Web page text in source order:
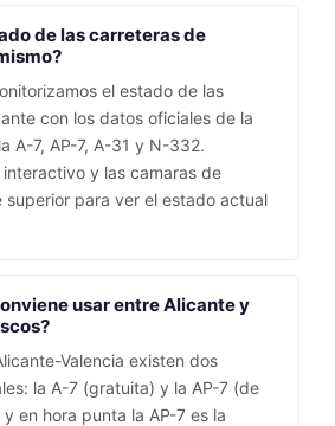
de las carreteras de
el estado de las
con los datos oficiales de la
A-7, AP-7, A-31 y N-332.
y las camaras de
para ver el estado actual
usar entre Alicante y
Valencia existen dos
la A-7 (gratuita) y la AP-7 (de
en hora punta la AP-7 es la